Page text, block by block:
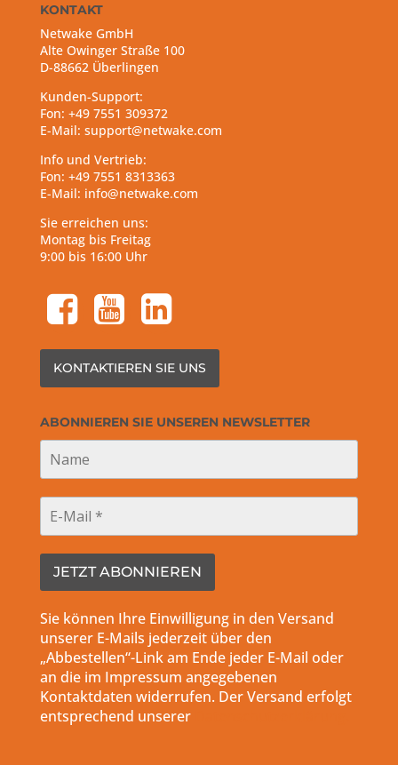
KONTAKT
Netwake GmbH
Alte Owinger Straße 100
D-88662 Überlingen
Kunden-Support:
Fon: +49 7551 309372
E-Mail: support@netwake.com
Info und Vertrieb:
Fon: +49 7551 8313363
E-Mail: info@netwake.com
Sie erreichen uns:
Montag bis Freitag
9:00 bis 16:00 Uhr
facebook-square
youtube-square linkedin-square
KONTAKTIEREN SIE UNS
ABONNIEREN SIE UNSEREN NEWSLETTER
Sie können Ihre Einwilligung in den Versand
unserer E-Mails jederzeit über den
„Abbestellen“-Link am Ende jeder E-Mail oder
an die im Impressum angegebenen
Kontaktdaten widerrufen. Der Versand erfolgt
entsprechend unserer